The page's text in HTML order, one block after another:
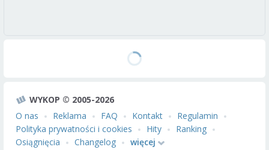
WYKOP © 2005-2026
O nas
Reklama FAQ Kontakt
Regulamin
Polityka prywatności i cookies
Hity
Ranking
Osiągnięcia
Changelog
więcej